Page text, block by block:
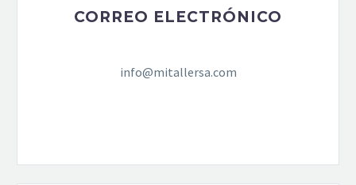
CORREO ELECTRÓNICO
info@mitallersa.com